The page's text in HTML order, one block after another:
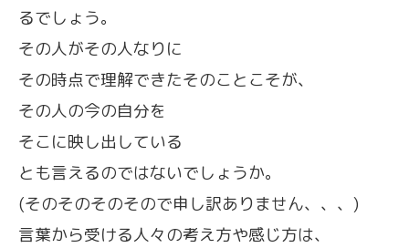
るでしょう。
その人がその人なりに
その時点で理解できたそのことこそが、
その人の今の自分を
そこに映し出している
とも言えるのではないでしょうか。
(そのそのそのそので申し訳ありません、、、)
言葉から受ける人々の考え方や感じ方は、